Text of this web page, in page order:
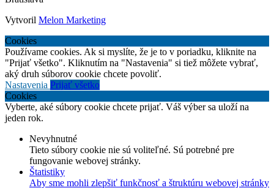
Vytvoril Melon Marketing
Cookies
Používame cookies. Ak si myslíte, že je to v poriadku, kliknite na
"Prijať všetko". Kliknutím na "Nastavenia" si tiež môžete vybrať,
aký druh súborov cookie chcete povoliť.
Nastavenia Prijať všetko
Cookies
Vyberte, aké súbory cookie chcete prijať. Váš výber sa uloží na
jeden rok.
Nevyhnutné
Tieto súbory cookie nie sú voliteľné. Sú potrebné pre
fungovanie webovej stránky.
Štatistiky
Aby sme mohli zlepšiť funkčnosť a štruktúru webovej stránky